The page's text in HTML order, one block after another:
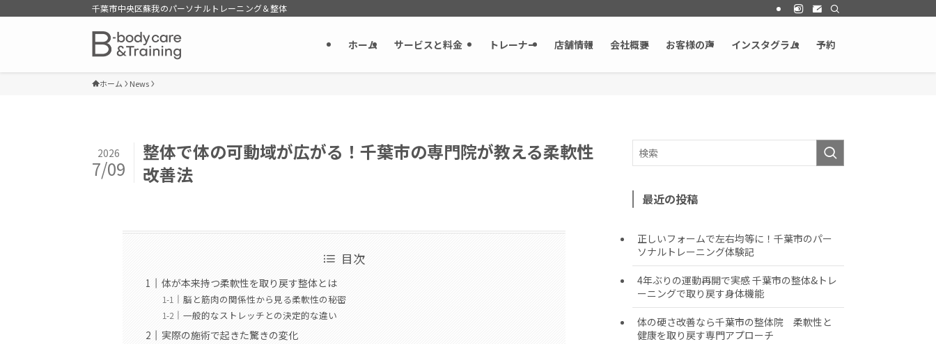
千葉市中央区蘇我のパーソナルトレーニング＆整体
ホーム サービスと料金 トレーナー 店舗情報 会社概要 お客様の声 インスタグラム 予約
ホーム News
整体で体の可動域が広がる！千葉市の専門院が教える柔軟性
改善法
2026
7/09
目次
体が本来持つ柔軟性を取り戻す整体とは
脳と筋肉の関係性から見る柔軟性の秘密
一般的なストレッチとの決定的な違い
実際の施術で起きた驚きの変化
最近の投稿
正しいフォームで左右均等に！千葉市のパー
ソナルトレーニング体験記
4年ぶりの運動再開で実感 千葉市の整体&トレ
ーニングで取り戻す身体機能
体の硬さ改善なら千葉市の整体院 柔軟性と
健康を取り戻す専門アプローチ